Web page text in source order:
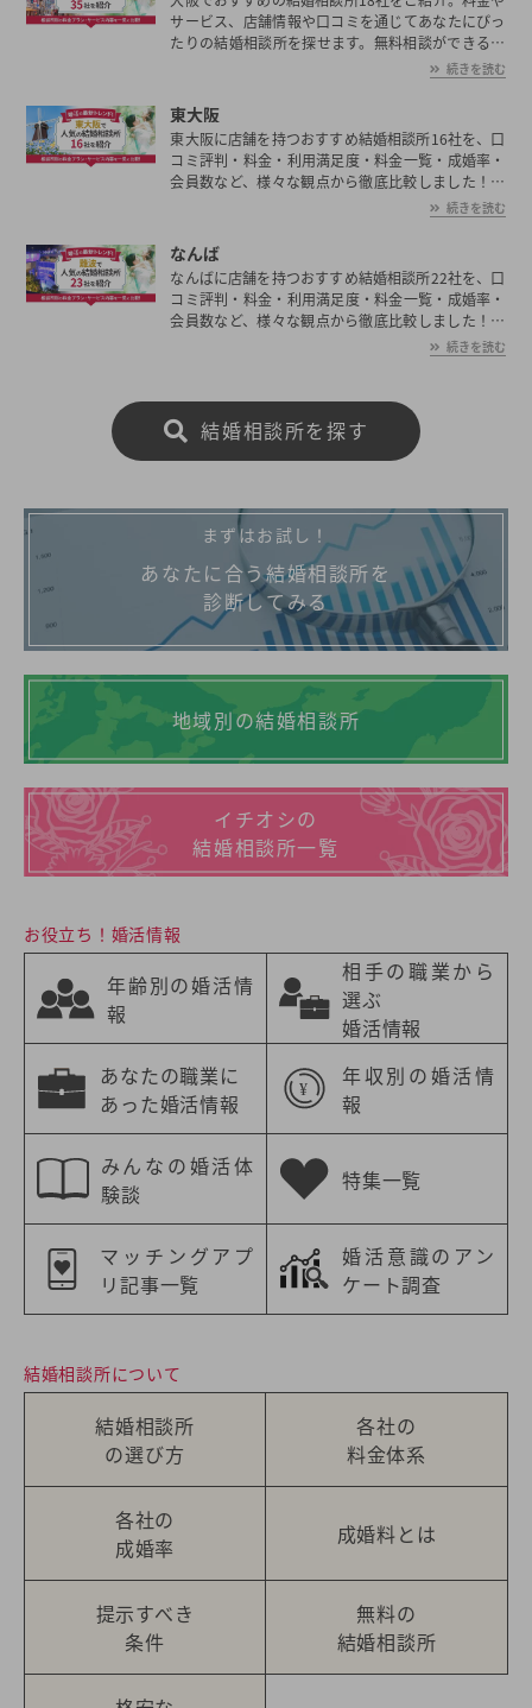
サービス、店舗情報や口コミを通じてあなたにぴっ
たりの結婚相談所を探せます。無料相談ができる結
婚相談所も集めたのでぜひ参考にしてみてくださ
続きを読む
東大阪
東大阪に店舗を持つおすすめ結婚相談所16社を、口
コミ評判・料金・利用満足度・料金一覧・成婚率・
会員数など、様々な観点から徹底比較しました！東
大阪の平均初婚年齢は、男性が30.4歳、女性が28.8
歳と男女共に日本全国の平均初婚年齢と比べ高い。
あなたの年収や職業、ご希望に沿った理想の相手を
東大阪で見つけたいとお考えの方は是非ご覧くださ
い。
続きを読む
なんば
なんばに店舗を持つおすすめ結婚相談所22社を、口
コミ評判・料金・利用満足度・料金一覧・成婚率・
会員数など、様々な観点から徹底比較しました！な
んばの平均初婚年齢は、男性が30.4歳、女性が28.8
歳と男女共に日本全国の平均初婚年齢と比べ高い。
なんばで見つけたいとお考えの方は是非ご覧くださ
い。
続きを読む
結婚相談所を探す
まずはお試し！
あなたに合う結婚相談所を
診断してみる
地域別の結婚相談所
イチオシの
結婚相談所一覧
お役立ち！婚活情報
年齢別の婚活情
報
相手の職業から
選ぶ
婚活情報
あなたの職業に
あった婚活情報
年収別の婚活情
報
みんなの婚活体
験談
特集一覧
マッチングアプ
リ記事一覧
婚活意識のアン
ケート調査
結婚相談所について
結婚相談所
の選び方
各社の
料金体系
各社の
成婚率
成婚料とは
提示すべき
条件
無料の
結婚相談所